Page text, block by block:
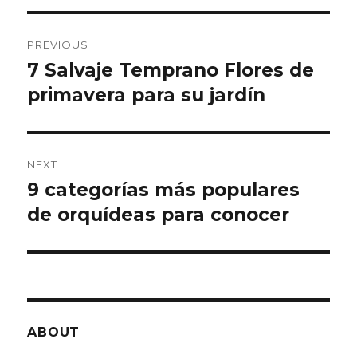
navigation
PREVIOUS
Previous
post:
7 Salvaje Temprano Flores de
primavera para su jardín
NEXT
Next
post:
9 categorías más populares
de orquídeas para conocer
ABOUT